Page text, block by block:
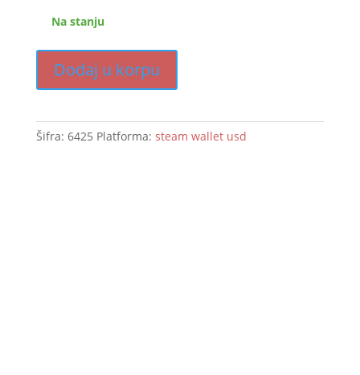
Na stanju
Dodaj u korpu
Šifra: 6425 Platforma: steam wallet usd